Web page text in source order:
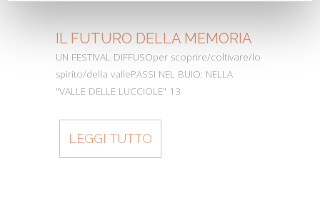
IL FUTURO DELLA MEMORIA
UN FESTIVAL DIFFUSOper scoprire/coltivare/lo
spirito/della vallePASSI NEL BUIO: NELLA
"VALLE DELLE LUCCIOLE" 13
LEGGI TUTTO